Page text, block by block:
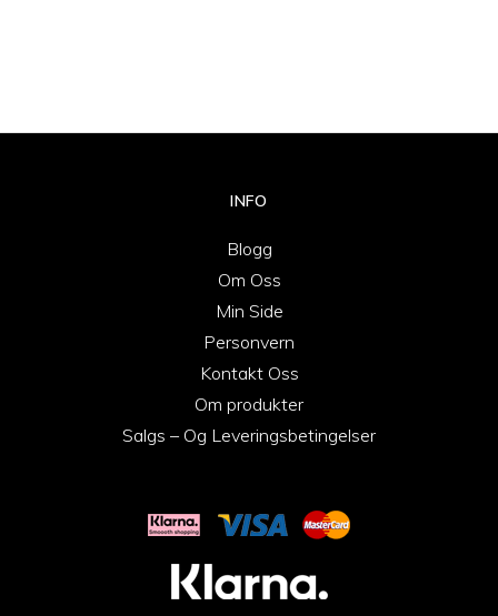
INFO
Blogg
Om Oss
Min Side
Personvern
Kontakt Oss
Om produkter
Salgs – Og Leveringsbetingelser